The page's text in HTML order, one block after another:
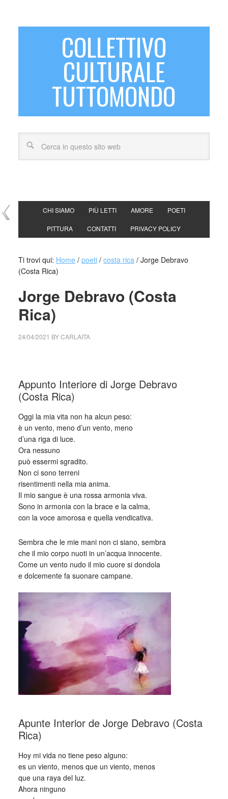
COLLETTIVO
CULTURALE
TUTTOMONDO
CHI SIAMO PIÙ LETTI AMORE POETI
PITTURA CONTATTI PRIVACY POLICY
Ti trovi qui: Home / poeti / costa rica /Jorge Debravo
(Costa Rica)
Jorge Debravo (Costa
Rica)
24/04/2021 BYCARLAITA
Appunto Interiore di Jorge Debravo
(Costa Rica)
Oggi la mia vita non ha alcun peso:
è un vento, meno d’un vento, meno
d’una riga di luce.
Ora nessuno
può essermi sgradito.
Non ci sono terreni
risentimenti nella mia anima.
Il mio sangue è una rossa armonia viva.
Sono in armonia con la brace e la calma,
con la voce amorosa e quella vendicativa.
Sembra che le mie mani non ci siano, sembra
che il mio corpo nuoti in un’acqua innocente.
Come un vento nudo il mio cuore si dondola
e dolcemente fa suonare campane.
Apunte Interior de Jorge Debravo (Costa
Rica)
Hoy mi vida no tiene peso alguno:
es un viento, menos que un viento, menos
que una raya del luz.
Ahora ninguno